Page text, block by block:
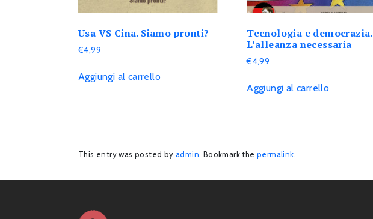
Usa VS Cina. Siamo pronti?
€4,99
Aggiungi al carrello
Tecnologia e democrazia.
L’alleanza necessaria
€4,99
Aggiungi al carrello
This entry was posted by admin. Bookmark thepermalink.